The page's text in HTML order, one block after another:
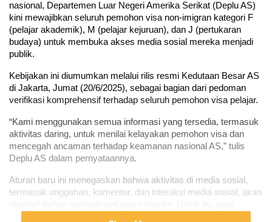
nasional, Departemen Luar Negeri Amerika Serikat (Deplu AS)
kini mewajibkan seluruh pemohon visa non-imigran kategori F
(pelajar akademik), M (pelajar kejuruan), dan J (pertukaran
budaya) untuk membuka akses media sosial mereka menjadi
publik.
Kebijakan ini diumumkan melalui rilis resmi Kedutaan Besar AS
di Jakarta, Jumat (20/6/2025), sebagai bagian dari pedoman
verifikasi komprehensif terhadap seluruh pemohon visa pelajar.
“Kami menggunakan semua informasi yang tersedia, termasuk
aktivitas daring, untuk menilai kelayakan pemohon visa dan
mencegah ancaman terhadap keamanan nasional AS,” tulis
Deplu AS dalam pernyataannya.
Aturan baru ini menegaskan bahwa aktivitas di media sosial,
termasuk unggahan, komentar, dan interaksi media sosial, akan